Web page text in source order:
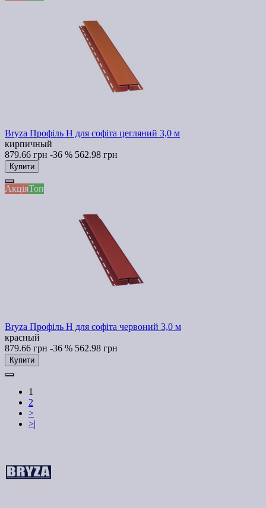
Bryza Профіль H для софіта цегляний 3,0 м
кирпичный
879.66 грн -36 % 562.98 грн
Купити
АкціяТоп
Bryza Профіль H для софіта червоний 3,0 м
красный
879.66 грн -36 % 562.98 грн
Купити
1
2
>
>|